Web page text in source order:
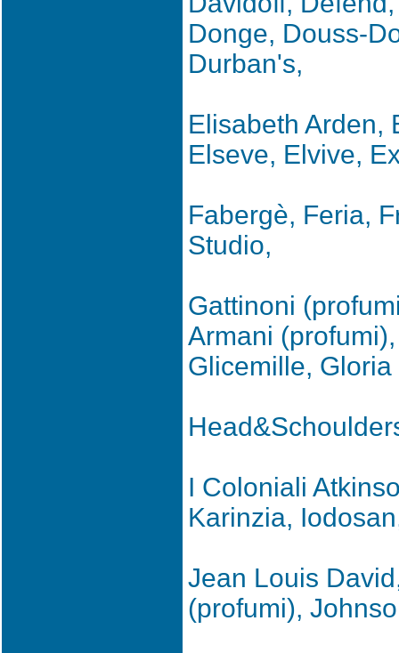
Donge, Douss-
Durban's,
Elisabeth Arden,
Elseve, Elvive,
Fabergè, Feria,
Studio,
Gattinoni
Armani
Glicemille,
I Coloniali
Karinzia,
Jean Louis
(profumi),